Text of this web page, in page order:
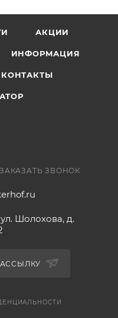
АКЦИИ
ИНФОРМАЦИЯ
КОНТАКТЫ
ЗАКАЗАТЬ ЗВОНОК
Шолохова, д.